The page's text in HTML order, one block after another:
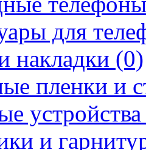
для
накладки (0)
пленки и
и